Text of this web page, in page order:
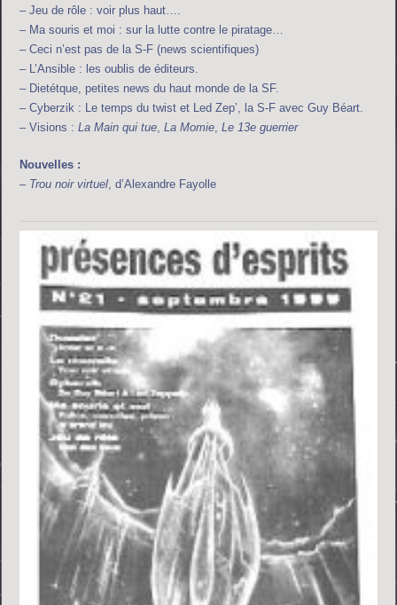
– Jeu de rôle : voir plus haut….
– Ma souris et moi : sur la lutte contre le piratage…
– Ceci n’est pas de la S-F (news scientifiques)
– L’Ansible : les oublis de éditeurs.
– Dietétque, petites news du haut monde de la SF.
– Cyberzik : Le temps du twist et Led Zep’, la S-F avec Guy Béart.
– Visions :La Main qui tue ,La Momie ,Le 13e guerrier
Nouvelles :
– Trou noir virtuel , d’Alexandre Fayolle